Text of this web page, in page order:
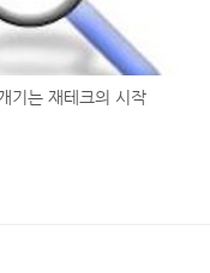
기는 재테크의 시작